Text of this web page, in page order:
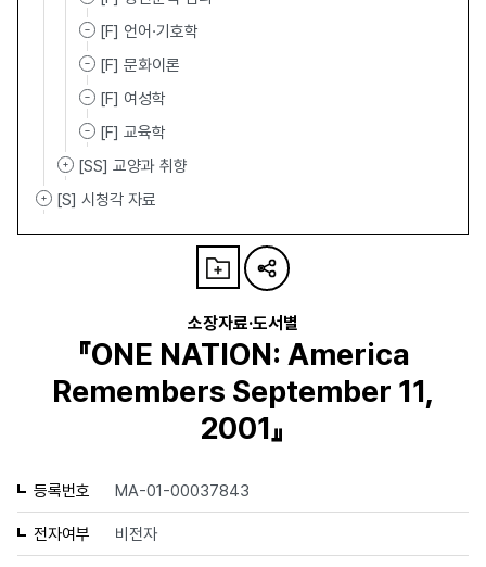
[F] 언어·기호학
[F] 문화이론
[F] 여성학
[F] 교육학
[SS] 교양과 취향
[S] 시청각 자료
소장자료·도서별
『ONE NATION: America
Remembers September 11,
2001』
등록번호 MA-01-00037843
전자여부 비전자